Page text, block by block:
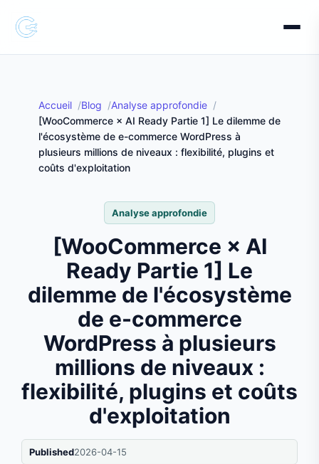
Accueil Blog
Analyse approfondie
[WooCommerce × AI Ready Partie 1] Le dilemme de
l'écosystème de e-commerce WordPress à
plusieurs millions de niveaux : flexibilité, plugins et
coûts d'exploitation
Analyse approfondie
[WooCommerce × AI
Ready Partie 1] Le
dilemme de l'écosystème
de e-commerce
WordPress à plusieurs
millions de niveaux :
flexibilité, plugins et coûts
d'exploitation
Published2026-04-15